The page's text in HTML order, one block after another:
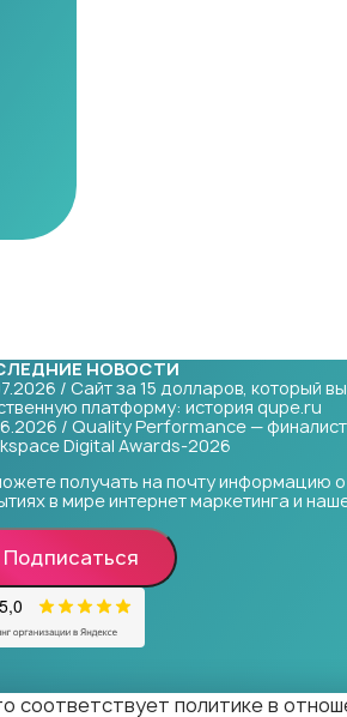
НОВОСТИ
/ Сайт за 15 долларов, который
платформу: история qupe.ru
/ Quality Performance — финалист
Digital Awards-2026
получать на почту информацию
в мире интернет маркетинга и
Подписаться
соответствует политике в